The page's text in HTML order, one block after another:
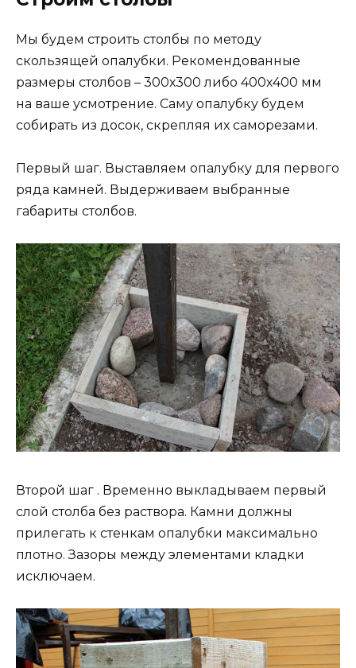
Мы будем строить столбы по методу
скользящей опалубки. Рекомендованные
размеры столбов – 300х300 либо 400х400 мм
на ваше усмотрение. Саму опалубку будем
собирать из досок, скрепляя их саморезами.
Первый шаг. Выставляем опалубку для первого
ряда камней. Выдерживаем выбранные
габариты столбов.
Второй шаг . Временно выкладываем первый
слой столба без раствора. Камни должны
прилегать к стенкам опалубки максимально
плотно. Зазоры между элементами кладки
исключаем.